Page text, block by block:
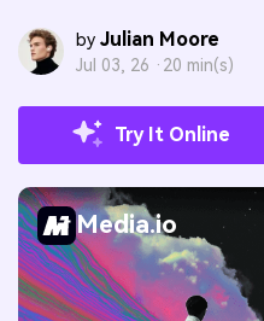
by Julian Moore
Jul 03, 26 · 20 min(s)
Try It Online
Media.io